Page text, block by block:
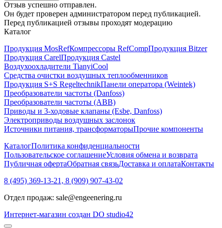
Отзыв успешно отправлен.
Он будет проверен администратором перед публикацией.
Перед публикацией отзывы проходят модерацию
Каталог
Продукция MosRefКомпрессоры RefCompПродукция Bitzer
Продукция CarelПродукция Castel
Воздухоохладители TianyiCool
Средства очистки воздушных теплообменников
Продукция S+S RegeltechnikПанели оператора (Weintek)
Преобразователи частоты (Danfoss)
Преобразователи частоты (ABB)
Приводы и 3-ходовые клапаны (Esbe, Danfoss)
Электроприводы воздушных заслонок
Источники питания, трансформаторыПрочие компоненты
КаталогПолитика конфиденциальности
Пользовательское соглашениеУсловия обмена и возврата
Публичная офертаОбратная связьДоставка и оплатаКонтакты
8 (495) 369-13-21, 8 (909) 907-43-02
Отдел продаж: sale@engeenering.ru
Интернет-магазин создан DO studio42